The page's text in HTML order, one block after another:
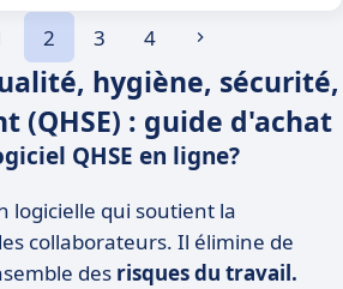
2 3 4
hygiène, sécurité,
(QHSE) : guide d'achat
QHSE en ligne?
logicielle qui soutient la
collaborateurs. Il élimine de
des risques du travail.